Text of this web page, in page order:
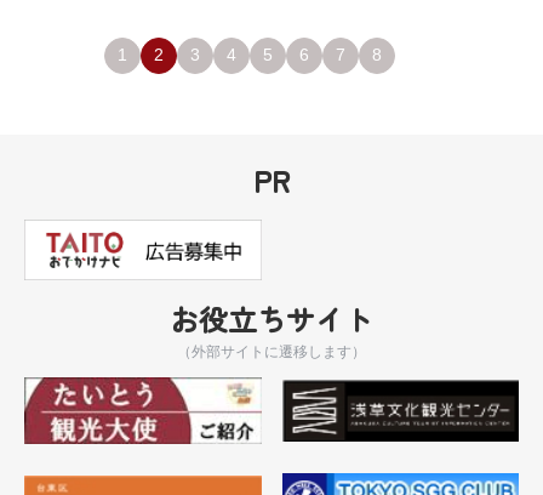
1 2 3 4 5 6 7 8
PR
お役立ちサイト
（外部サイトに遷移します）